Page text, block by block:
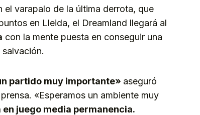
el varapalo de la última derrota, que
en Lleida, el Dreamland llegará al
con la mente puesta en conseguir una
partido muy importante» aseguró
«Esperamos un ambiente muy
en juego media permanencia.